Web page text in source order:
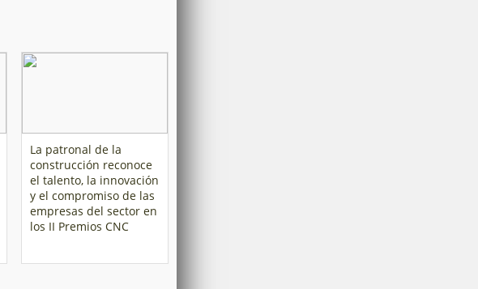
La patronal de la
construcción reconoce
el talento, la innovación
y el compromiso de las
empresas del sector en
los II Premios CNC